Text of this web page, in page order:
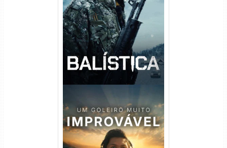
Balística Torrent (2025) WEB-
DL 1080p Dual Áudio